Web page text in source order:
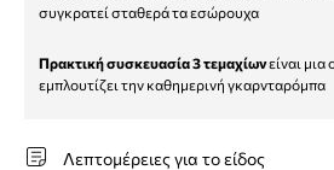
συγκρατεί σταθερά τα εσώρουχα
Πρακτική συσκευασία 3 τεμαχίωνείναι μια
εμπλουτίζει την καθημερινή γκαρνταρόμπα
Λεπτομέρειες για το είδος